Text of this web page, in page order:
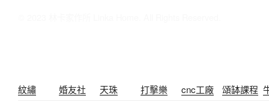
紋繡 婚友社 天珠 打擊樂 cnc工廠 頌缽課程